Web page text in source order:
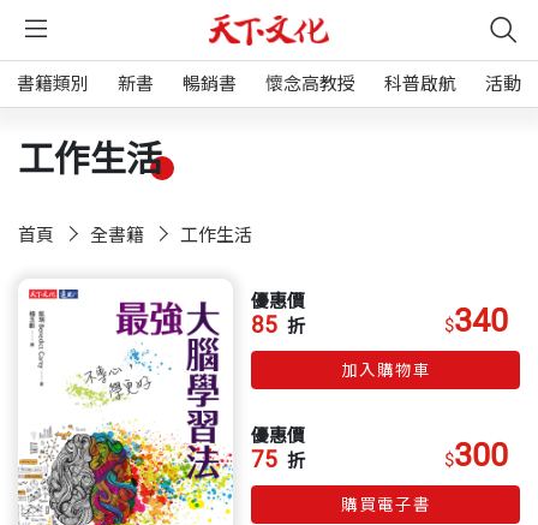
書籍類別 新書 暢銷書 懷念高教授 科普啟航 活動
工作生活
首頁 全書籍 工作生活
優惠價
85 折 $340
加入購物車
優惠價
75 折 $300
購買電子書